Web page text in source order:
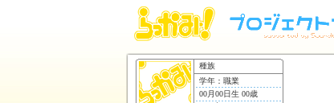
種族
学年：職業
00月00日生 00歳